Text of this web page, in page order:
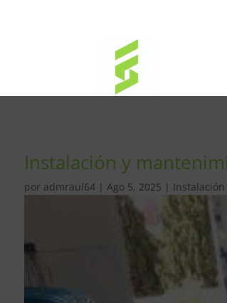
Instalación y
por admraul64| Ago 5, 2025 |